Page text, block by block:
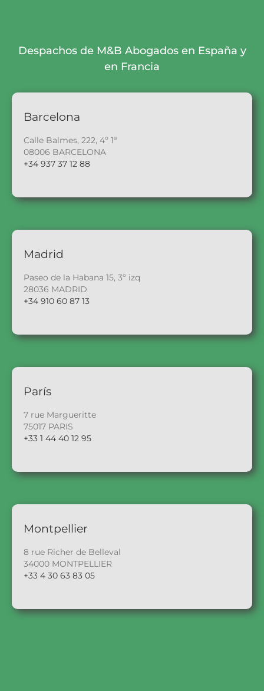
Despachos de M&B Abogados en España y
en Francia
Barcelona
Calle Balmes, 222, 4º 1ª
08006 BARCELONA
+34 937 37 12 88
Madrid
Paseo de la Habana 15, 3º izq
28036 MADRID
+34 910 60 87 13
París
7 rue Margueritte
75017 PARIS
+33 1 44 40 12 95
Montpellier
8 rue Richer de Belleval
34000 MONTPELLIER
+33 4 30 63 83 05